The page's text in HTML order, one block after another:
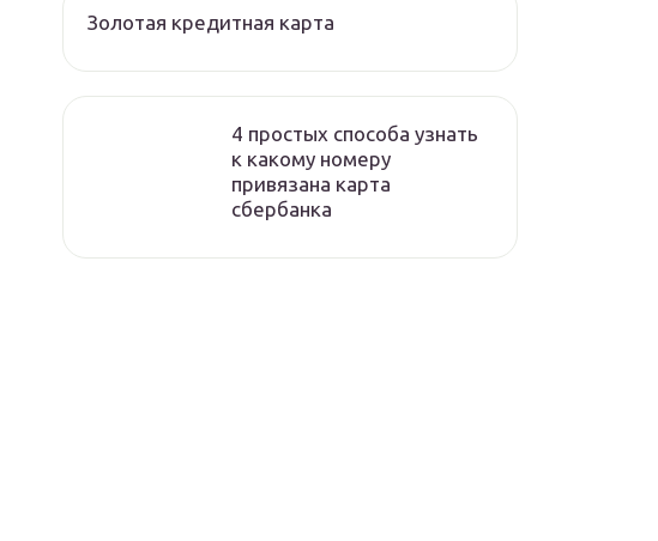
Золотая кредитная карта
4 простых способа узнать
к какому номеру
привязана карта
сбербанка